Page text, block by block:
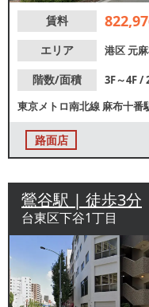
賃料
エリア
港区元
階数/面積
3F～4F /
東京メトロ南北線 麻布十番
路面店
鶯谷駅 | 徒歩3分
台東区下谷1丁目